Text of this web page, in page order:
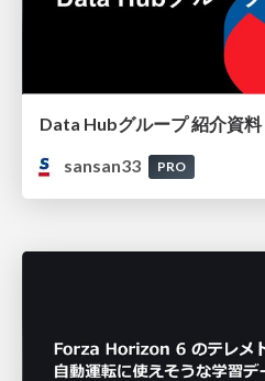
Data Hubグループ 紹介資料
sansan33
PRO